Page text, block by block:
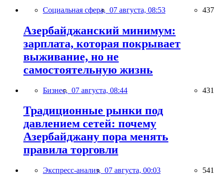
Социальная сфера, 07 августа, 08:53 437
Азербайджанский минимум:
зарплата, которая покрывает
выживание, но не
самостоятельную жизнь
Бизнес, 07 августа, 08:44 431
Традиционные рынки под
давлением сетей: почему
Азербайджану пора менять
правила торговли
Экспресс-анализ, 07 августа, 00:03 541